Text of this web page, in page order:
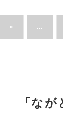
« ...
「な